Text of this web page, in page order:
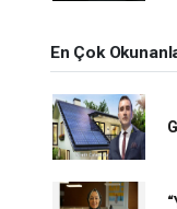
En Çok